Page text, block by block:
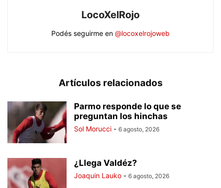
LocoXelRojo
Podés seguirme en @locoxelrojoweb
Artículos relacionados
Parmo responde lo que se
preguntan los hinchas
Sol Morucci - 6 agosto, 2026
¿Llega Valdéz?
Joaquin Lauko - 6 agosto, 2026